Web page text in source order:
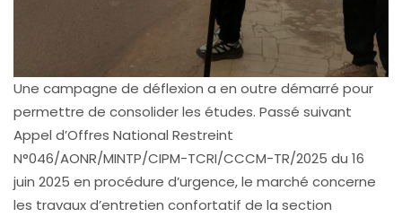
Une campagne de déflexion a en outre démarré pour
permettre de consolider les études. Passé suivant
Appel d’Offres National Restreint
N°046/AONR/MINTP/CIPM-TCRI/CCCM-TR/2025 du 16
juin 2025 en procédure d’urgence, le marché concerne
les travaux d’entretien confortatif de la section